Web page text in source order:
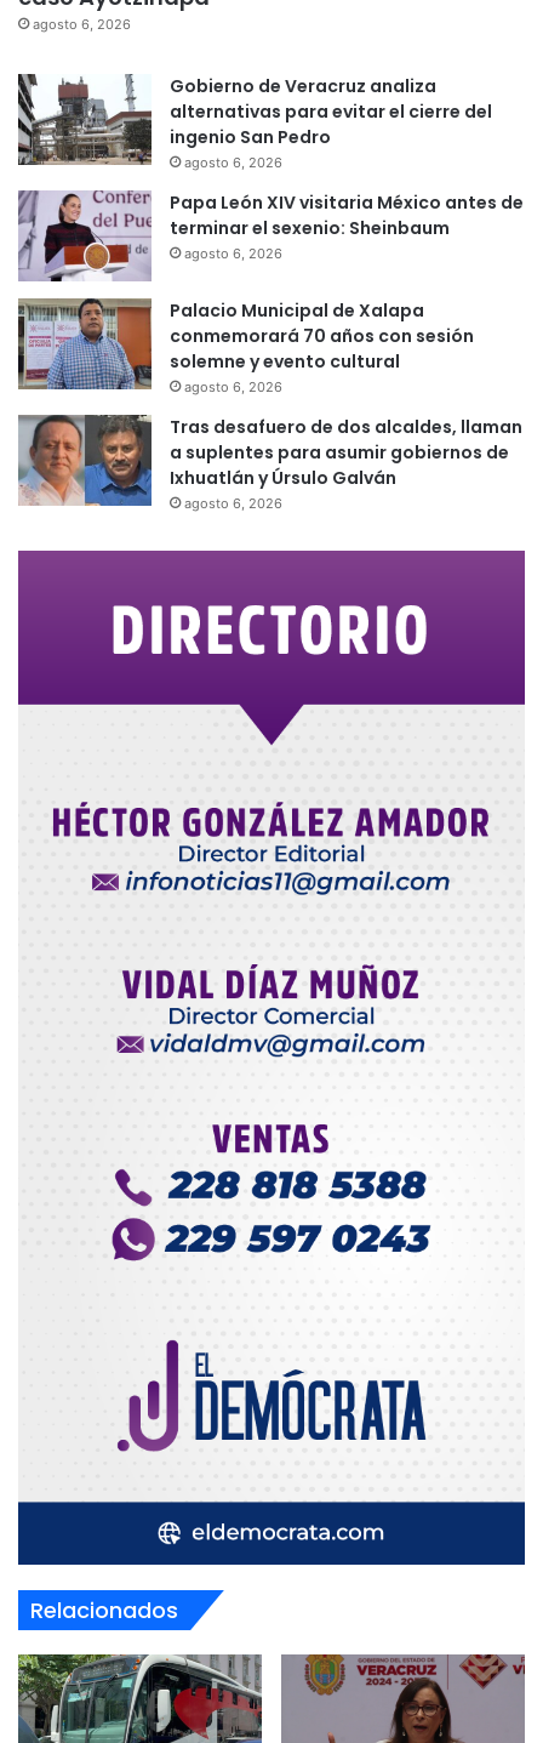
agosto 6, 2026
Gobierno de Veracruz analiza
alternativas para evitar el cierre del
ingenio San Pedro
agosto 6, 2026
Papa León XIV visitaria México antes de
terminar el sexenio: Sheinbaum
agosto 6, 2026
Palacio Municipal de Xalapa
conmemorará 70 años con sesión
solemne y evento cultural
agosto 6, 2026
Tras desafuero de dos alcaldes, llaman
a suplentes para asumir gobiernos de
Ixhuatlán y Úrsulo Galván
agosto 6, 2026
Relacionados